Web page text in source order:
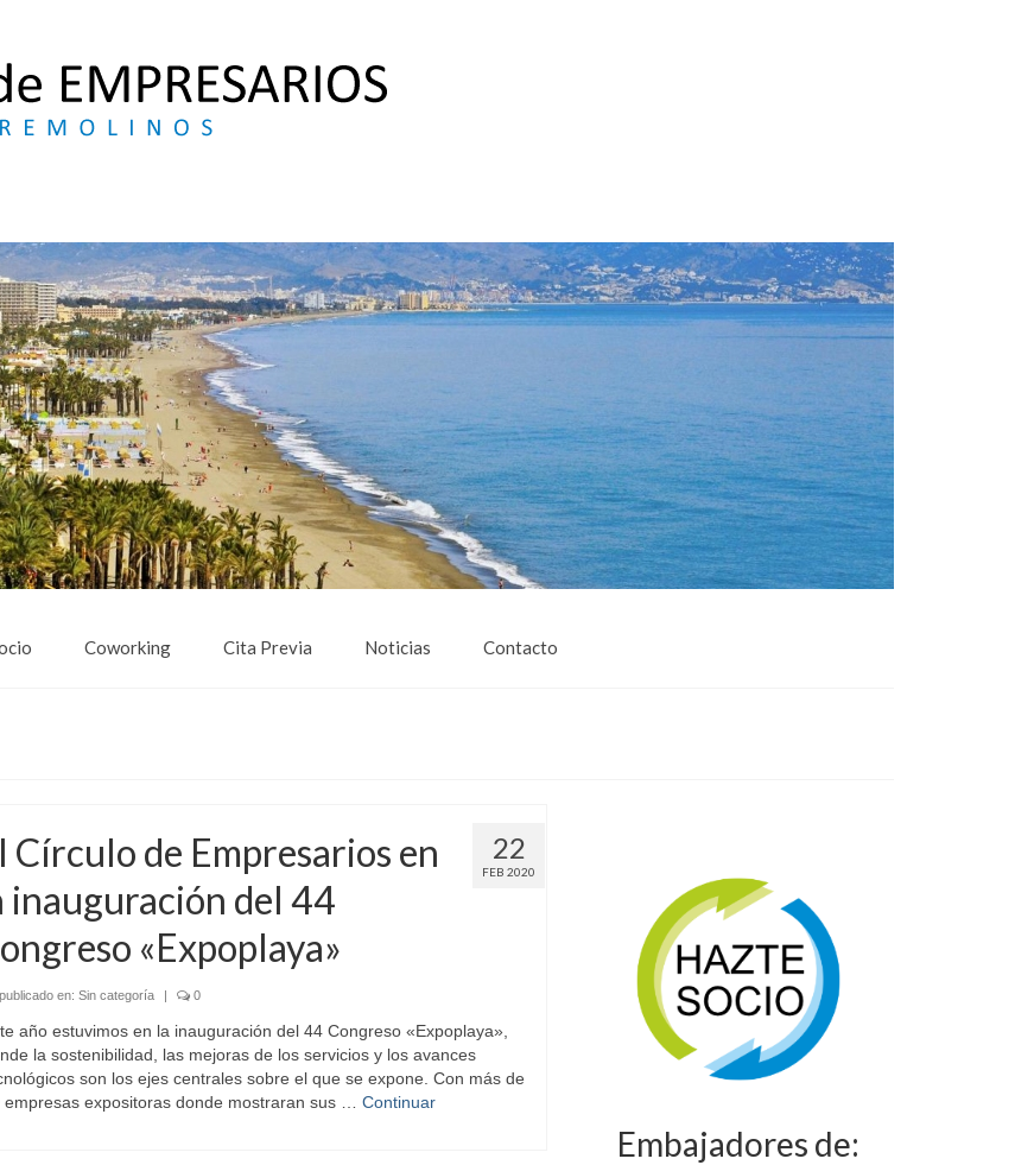
Coworking Cita Previa Noticias Contacto
22
FEB 2020
Círculo de Empresarios en
inauguración del 44
«Expoplaya»
en: Sin categoría | 0
año estuvimos en la inauguración del 44 Congreso «Expoplaya»,
la sostenibilidad, las mejoras de los servicios y los avances
son los ejes centrales sobre el que se expone. Con más de
empresas expositoras donde mostraran sus … Continuar
Embajadores de: